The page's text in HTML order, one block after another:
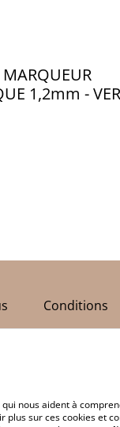
MARQUEUR
1,2mm -
Conditions
nous aident à
plus sur ces cookies et